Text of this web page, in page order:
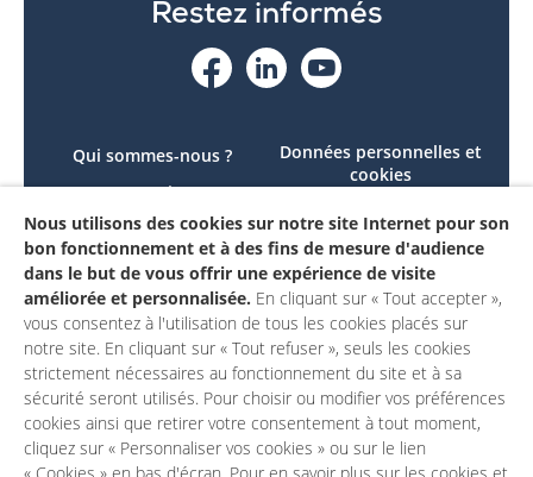
Restez informés
Qui sommes-nous ?
Le projet
Contactez-nous
Mon compte
Données personnelles et
cookies
conforme
Mentions légales
Nous utilisons des cookies sur notre site Internet pour son
bon fonctionnement et à des fins de mesure d'audience
dans le but de vous offrir une expérience de visite
améliorée et personnalisée. En cliquant sur « Tout accepter »,
vous consentez à l'utilisation de tous les cookies placés sur
notre site. En cliquant sur « Tout refuser », seuls les cookies
strictement nécessaires au fonctionnement du site et à sa
sécurité seront utilisés. Pour choisir ou modifier vos préférences
cookies ainsi que retirer votre consentement à tout moment,
cliquez sur « Personnaliser vos cookies » ou sur le lien